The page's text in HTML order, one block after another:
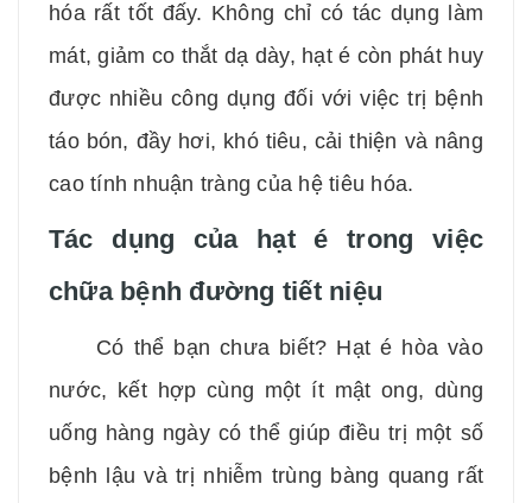
hóa rất tốt đấy. Không chỉ có tác dụng làm
mát, giảm co thắt dạ dày, hạt é còn phát huy
được nhiều công dụng đối với việc trị bệnh
táo bón, đầy hơi, khó tiêu, cải thiện và nâng
cao tính nhuận tràng của hệ tiêu hóa.
Tác dụng của hạt é trong việc
chữa bệnh đường tiết niệu
Có thể bạn chưa biết? Hạt é hòa vào
nước, kết hợp cùng một ít mật ong, dùng
uống hàng ngày có thể giúp điều trị một số
bệnh lậu và trị nhiễm trùng bàng quang rất